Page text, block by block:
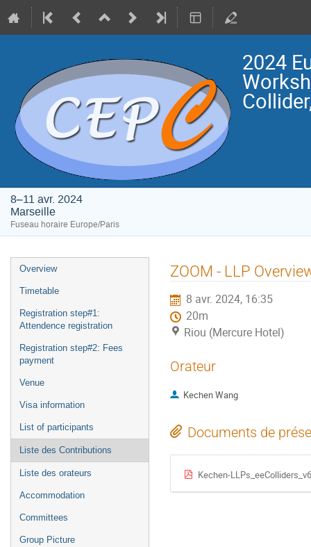
2024
8–11 avr. 2024
Marseille
Fuseau horaire Europe/Paris
Menu
de
Overview
Timetable
Registration step#1:
Attendence registration
Registration step#2: Fees
payment
Venue
Visa information
List of participants
Liste des Contributions
Liste des orateurs
Accommodation
Committees
Group Picture
ZOOM - LLP
8 avr. 2024, 16:35
20m
Riou (Mercure Hotel)
Orateur
Kechen Wang
Documents de
Kechen-